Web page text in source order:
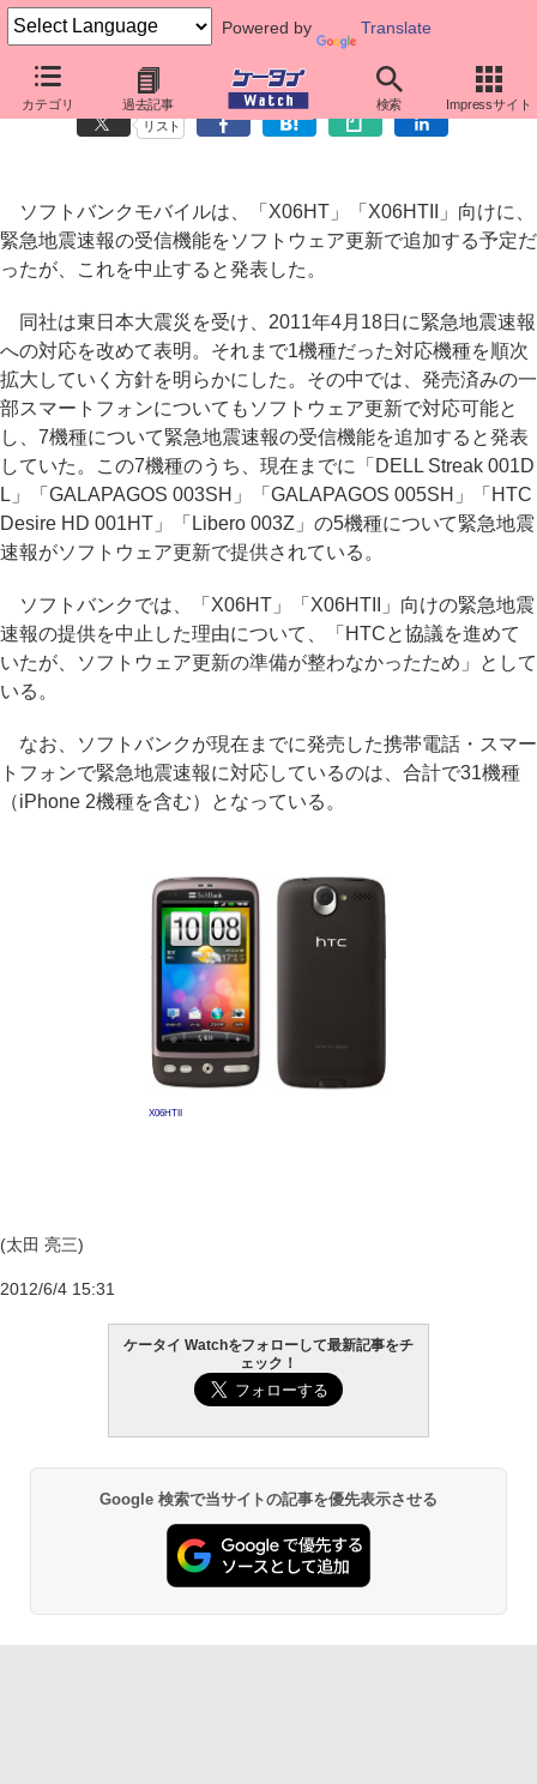
Powered by Translate
カテゴリ 過去記事 検索 Impressサイト
ソフトバンク、X06HT/X06HTII向け緊急地震速報の提供を中止
リスト
ソフトバンクモバイルは、「X06HT」「X06HTII」向けに、
緊急地震速報の受信機能をソフトウェア更新で追加する予定だ
ったが、これを中止すると発表した。
同社は東日本大震災を受け、2011年4月18日に緊急地震速報
への対応を改めて表明。それまで1機種だった対応機種を順次
拡大していく方針を明らかにした。その中では、発売済みの一
部スマートフォンについてもソフトウェア更新で対応可能と
し、7機種について緊急地震速報の受信機能を追加すると発表
していた。この7機種のうち、現在までに「DELL Streak 001D
L」「GALAPAGOS 003SH」「GALAPAGOS 005SH」「HTC
Desire HD 001HT」「Libero 003Z」の5機種について緊急地震
速報がソフトウェア更新で提供されている。
ソフトバンクでは、「X06HT」「X06HTII」向けの緊急地震
速報の提供を中止した理由について、「HTCと協議を進めて
いたが、ソフトウェア更新の準備が整わなかったため」として
いる。
なお、ソフトバンクが現在までに発売した携帯電話・スマー
トフォンで緊急地震速報に対応しているのは、合計で31機種
（iPhone 2機種を含む）となっている。
X06HTII
(太田 亮三)
2012/6/4 15:31
ケータイ Watchをフォローして最新記事をチ
ェック！
Google 検索で当サイトの記事を優先表示させる